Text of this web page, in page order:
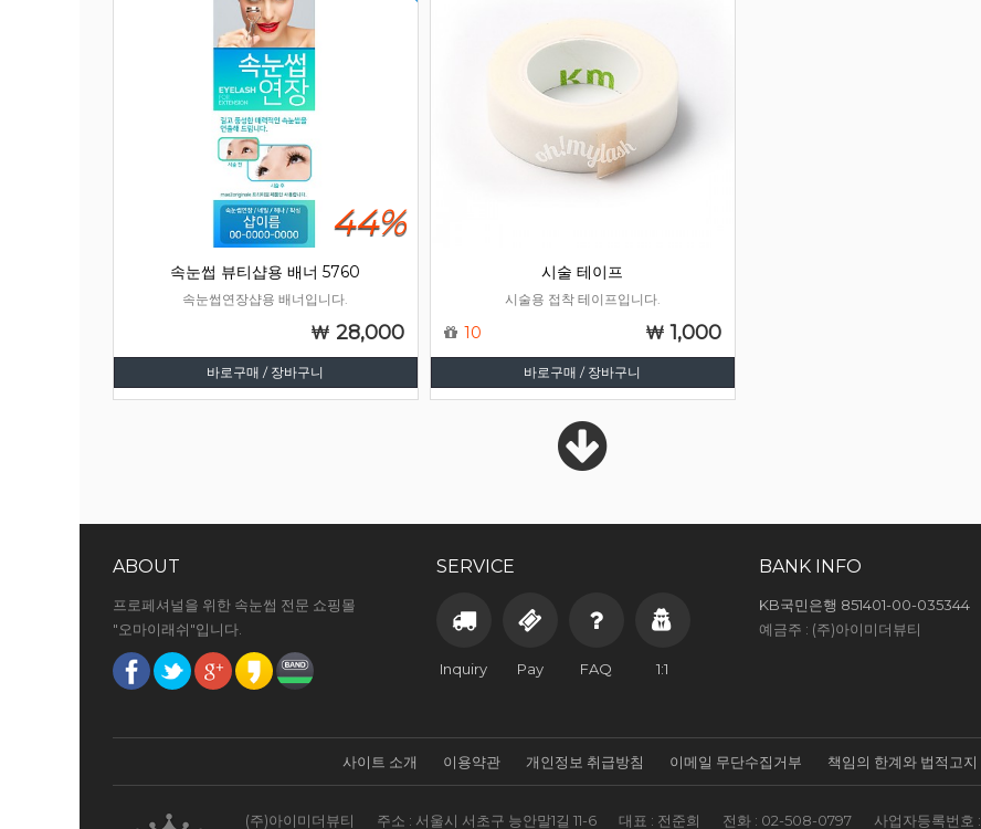
44%
속눈썹 뷰티샵용 배너 5760
속눈썹연장샵용 배너입니다.
28,000
바로구매 / 장바구니
시술 테이프
시술용 접착 테이프입니다.
10 1,000
바로구매 / 장바구니
ABOUT
프로페셔널을 위한 속눈썹 전문 쇼핑몰
"오마이래쉬"입니다.
SERVICE
Inquiry Pay FAQ 1:1
BANK INFO
KB국민은행 851401-00-035344
예금주 : (주)아이미더뷰티
사이트 소개 이용약관 개인정보 취급방침 이메일 무단수집거부 책임의 한계와 법적고지
(주)아이미더뷰티 주소 : 서울시 서초구 능안말1길 11-6 대표 : 전준희 전화 : 02-508-0797 사업자등록번호 :